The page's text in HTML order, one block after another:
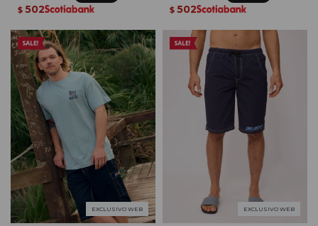
$ 502 $ 502
EXCLUSIVO WEB EXCLUSIVO WEB